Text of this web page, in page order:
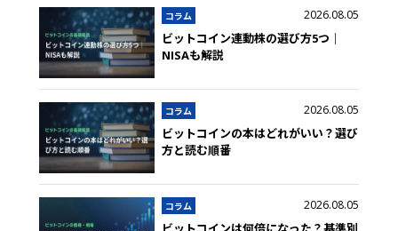
コラム 2026.08.05
ビットコイン連動株の選び方5つ｜
NISAも解説
コラム 2026.08.05
ビットコインの本はどれがいい？選び
方と読む順番
コラム 2026.08.05